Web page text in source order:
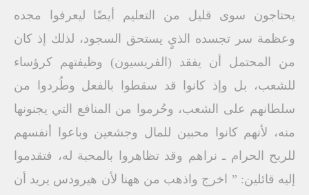
يحتاجون سوى قليل من التعليم أيضًا ليعرفوا مجده
وعظمة سر تجسده الذيٍ يستحق السجود، لذلك إذ كان
من المحتمل أن يفقد (الفريسيون) وظيفتهم كرؤساء
للشعب، بل وإذ كانوا قد سقطوا بالفعل وطُردوا من
سلطانهم على الشعب، وحُرموا من المنافع التي يجنونها
منه، لأنهم كانوا محبين للمال وجشعين وباعوا أنفسهم
للربح الحرام ـ نراهم وقد تظاهروا بالمحبة له، فتقدموا
إليه قائلين: ” اخرج واذهب من ههنا لأن هيرودس يريد أن